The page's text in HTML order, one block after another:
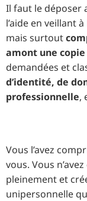
Il faut le déposer
l’aide en veillant
mais surtout
amont une
demandées et
d’identité, de
professionnelle,
Vous l’avez
vous. Vous
pleinement et
unipersonnelle